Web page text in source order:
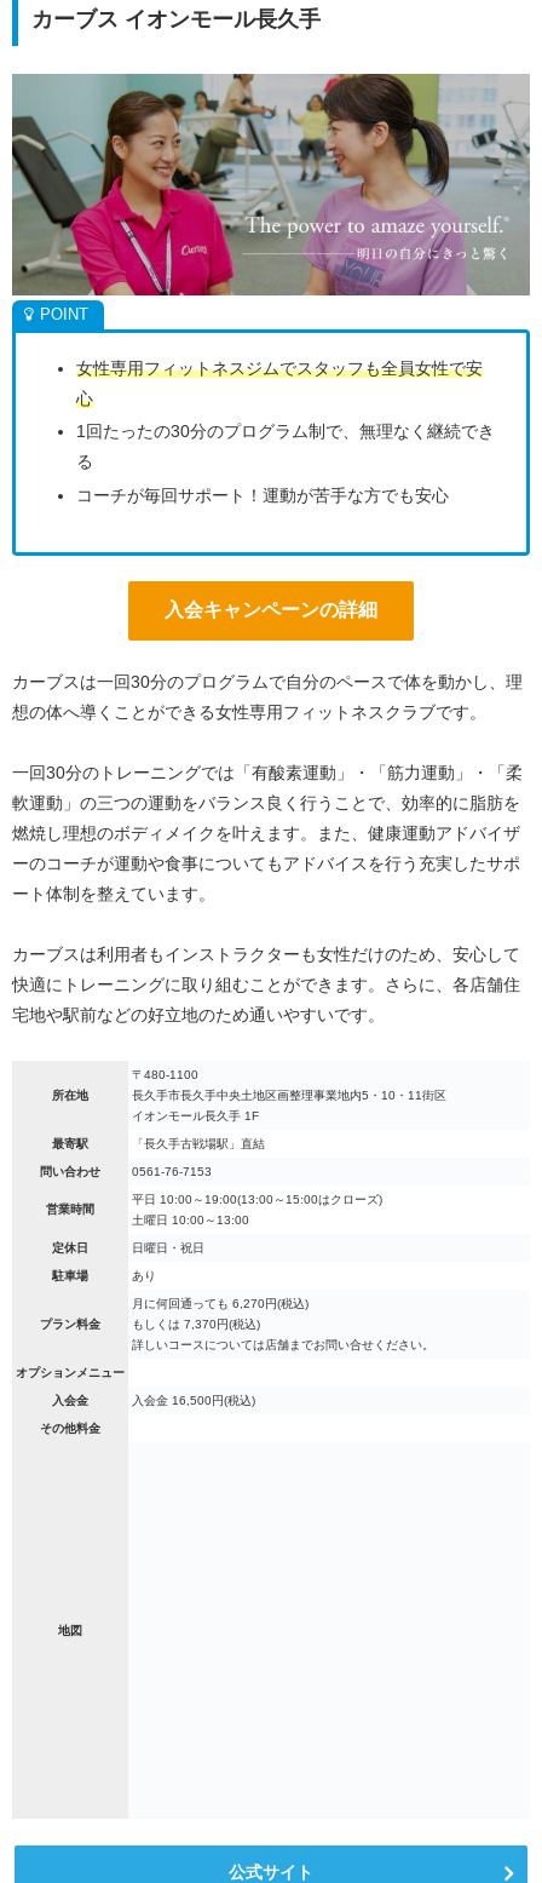
カーブス イオンモール長久手
女性専用フィットネスジムでスタッフも全員女性で安
心
1回たったの30分のプログラム制で、無理なく継続でき
る
コーチが毎回サポート！運動が苦手な方でも安心
入会キャンペーンの詳細
カーブスは一回30分のプログラムで自分のペースで体を動かし、理
想の体へ導くことができる女性専用フィットネスクラブです。
一回30分のトレーニングでは「有酸素運動」・「筋力運動」・「柔
軟運動」の三つの運動をバランス良く行うことで、効率的に脂肪を
燃焼し理想のボディメイクを叶えます。また、健康運動アドバイザ
ーのコーチが運動や食事についてもアドバイスを行う充実したサポ
ート体制を整えています。
カーブスは利用者もインストラクターも女性だけのため、安心して
快適にトレーニングに取り組むことができます。さらに、各店舗住
宅地や駅前などの好立地のため通いやすいです。
所在地
〒480-1100
長久手市長久手中央土地区画整理事業地内5・10・11街区
イオンモール長久手 1F
最寄駅 「長久手古戦場駅」直結
問い合わせ 0561-76-7153
営業時間
平日 10:00～19:00(13:00～15:00はクローズ)
土曜日 10:00～13:00
定休日 日曜日・祝日
駐車場 あり
プラン料金
月に何回通っても 6,270円(税込)
もしくは 7,370円(税込)
詳しいコースについては店舗までお問い合せください。
オプションメニュー
入会金 入会金 16,500円(税込)
その他料金
地図
公式サイト